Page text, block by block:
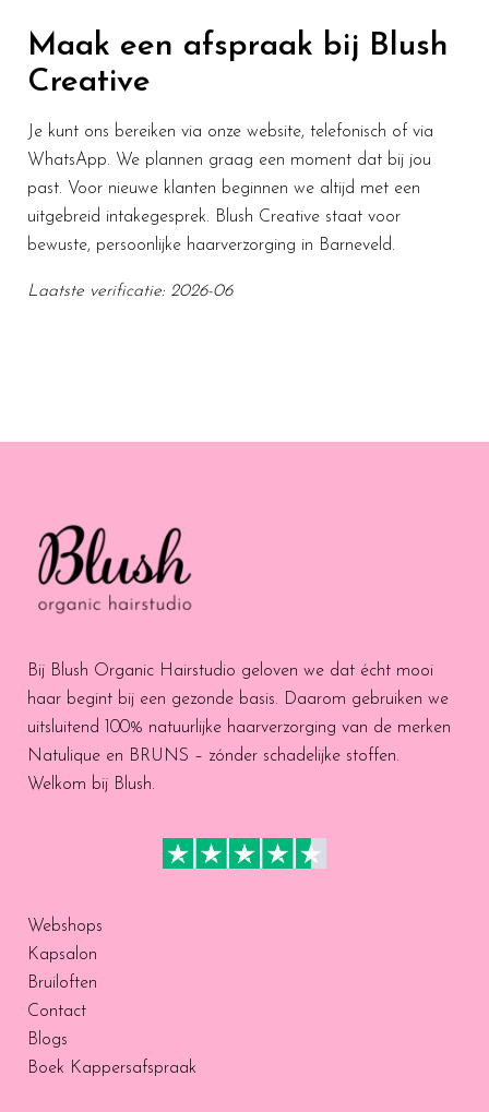
Maak een afspraak bij Blush
Creative
Je kunt ons bereiken via onze website, telefonisch of via
WhatsApp. We plannen graag een moment dat bij jou
past. Voor nieuwe klanten beginnen we altijd met een
uitgebreid intakegesprek. Blush Creative staat voor
bewuste, persoonlijke haarverzorging in Barneveld.
Laatste verificatie: 2026-06
Bij Blush Organic Hairstudio geloven we dat écht mooi
haar begint bij een gezonde basis. Daarom gebruiken we
uitsluitend 100% natuurlijke haarverzorging van de merken
Natulique en BRUNS – zónder schadelijke stoffen.
Welkom bij Blush.
Webshops
Kapsalon
Bruiloften
Contact
Blogs
Boek Kappersafspraak